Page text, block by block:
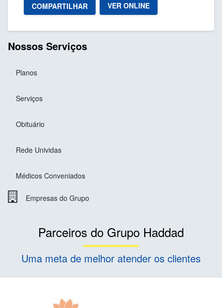
COMPARTILHAR VER ONLINE
Nossos Serviços
Planos
Serviços
Obituário
Rede Unividas
Médicos Conveniados
Empresas do Grupo
Parceiros do Grupo Haddad
Uma meta de melhor atender os clientes